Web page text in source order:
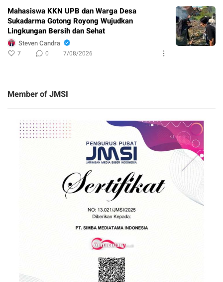
Mahasiswa KKN UPB dan Warga Desa
Sukadarma Gotong Royong Wujudkan
Lingkungan Bersih dan Sehat
Steven Candra
7 0 7/08/2026
Member of JMSI